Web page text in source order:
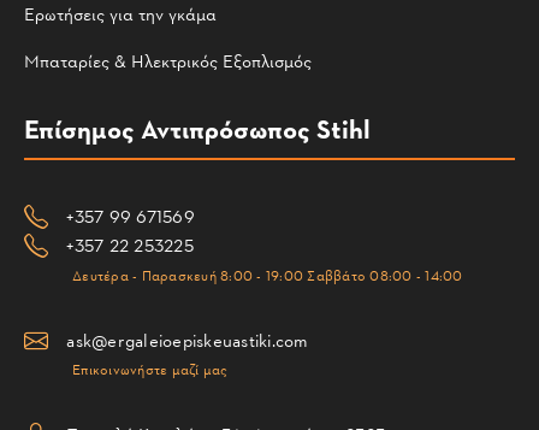
Ερωτήσεις για την γκάμα
Μπαταρίες & Ηλεκτρικός Εξοπλισμός
Επίσημος Αντιπρόσωπος Stihl
+357 99 671569
+357 22 253225
Δευτέρα - Παρασκευή 8:00 - 19:00 Σαββάτο 08:00 - 14:00
ask@ergaleioepiskeuastiki.com
Επικοινωνήστε μαζί μας